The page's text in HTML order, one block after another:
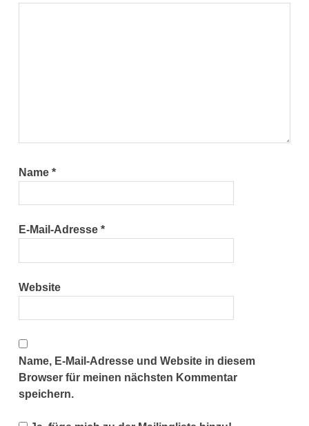
Name*
E-Mail-Adresse*
Website
Name, E-Mail-Adresse und Website in diesem
Browser für meinen nächsten Kommentar
speichern.